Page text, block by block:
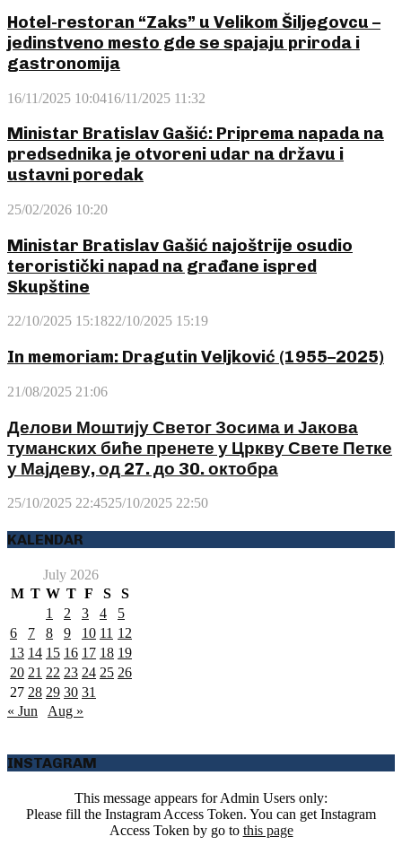
Hotel-restoran “Zaks” u Velikom Šiljegovcu –
jedinstveno mesto gde se spajaju priroda i
gastronomija
16/11/2025 10:0416/11/2025 11:32
Ministar Bratislav Gašić: Priprema napada na
predsednika je otvoreni udar na državu i
ustavni poredak
25/02/2026 10:20
Ministar Bratislav Gašić najoštrije osudio
teroristički napad na građane ispred
Skupštine
22/10/2025 15:1822/10/2025 15:19
In memoriam: Dragutin Veljković (1955–2025)
21/08/2025 21:06
Делови Моштију Светог Зосима и Јакова
туманских биће пренете у Цркву Свете Петке
у Мајдеву, од 27. до 30. октобра
25/10/2025 22:4525/10/2025 22:50
KALENDAR
July 2026
M T W T F S
S
1
2 3 4
5
6
7 8 9 10 11 12
13 14 15 16 17 18 19
20 21 22 23 24 25 26
27 28 29 30 31
« Jun
Aug »
INSTAGRAM
This message appears for Admin Users only:
Please fill the Instagram Access Token. You can get Instagram
Access Token by go to this page